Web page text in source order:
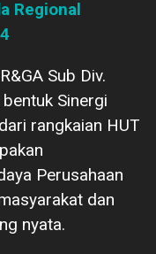
Regional
Sub Div.
Sinergi
rangkaian HUT
Perusahaan
dan
nyata.